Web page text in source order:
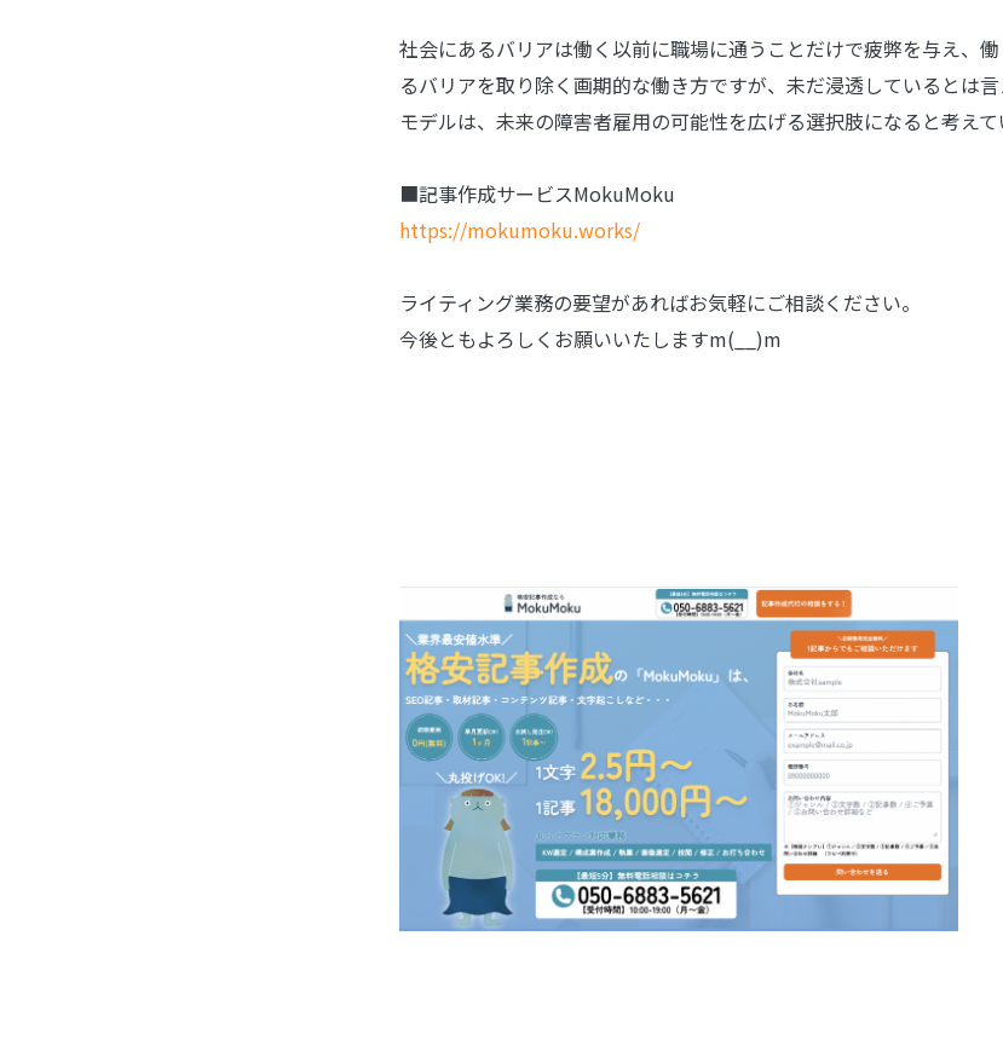
社会にあるバリアは働く以前に職場に通うことだけで疲弊を与え、
るバリアを取り除く画期的な働き方ですが、未だ浸透しているとは
モデルは、未来の障害者雇用の可能性を広げる選択肢になると考えて
■記事作成サービスMokuMoku
https://mokumoku.works/
ライティング業務の要望があればお気軽にご相談ください。
今後ともよろしくお願いいたしますm(__)m